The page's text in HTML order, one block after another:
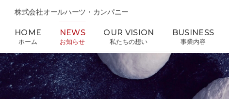
株式会社オールハーツ・カンパニー
HOME
ホーム
NEWS
お知らせ
OUR VISION
私たちの想い
BUSINESS
事業内容